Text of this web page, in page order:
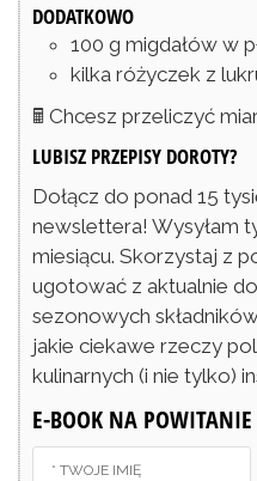
DODATKOWO
100 g migdałów w
kilka różyczek z
🖩 Chcesz przeliczyć
LUBISZ PRZEPISY DOROTY?
Dołącz do ponad 15 tysięcy osób zapisanych do
newslettera! Wysyłam
miesiącu. Skorzystaj z
ugotować z aktualnie
sezonowych
jakie ciekawe rzeczy
kulinarnych (i nie tylko)
E-BOOK NA POWITANIE